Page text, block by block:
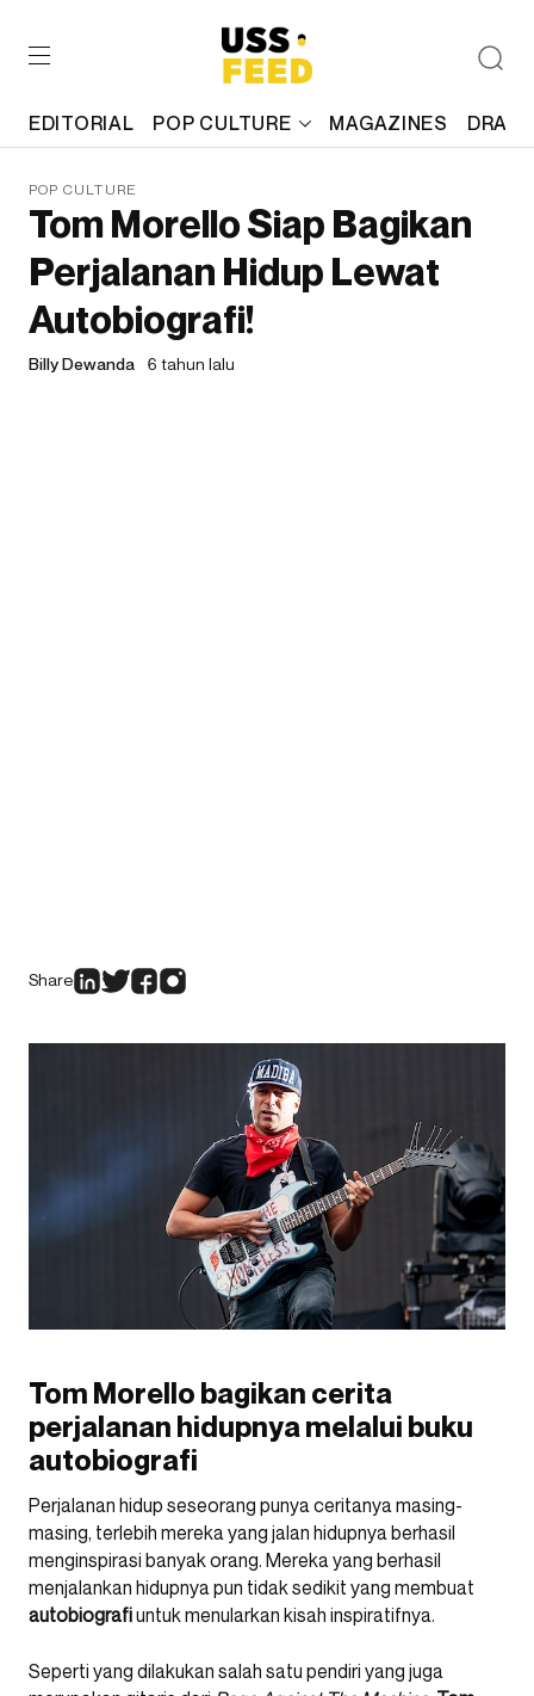
EDITORIAL POP CULTURE MAGAZINES
POP CULTURE
Tom Morello Siap Bagikan
Perjalanan Hidup Lewat
Autobiografi!
Billy Dewanda 6 tahun lalu
Share
Tom Morello bagikan cerita
perjalanan hidupnya melalui buku
autobiografi
Perjalanan hidup seseorang punya ceritanya masing-
masing, terlebih mereka yang jalan hidupnya berhasil
menginspirasi banyak orang. Mereka yang berhasil
menjalankan hidupnya pun tidak sedikit yang membuat
autobiografiuntuk menularkan kisah inspiratifnya.
Seperti yang dilakukan salah satu pendiri yang juga